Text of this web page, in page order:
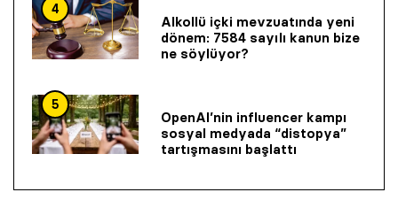
4
Alkollü içki mevzuatında yeni
dönem: 7584 sayılı kanun bize
ne söylüyor?
5
OpenAI’nin influencer kampı
sosyal medyada “distopya”
tartışmasını başlattı